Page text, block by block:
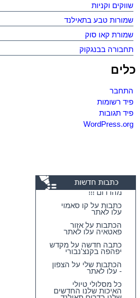
שווקים וקניות
שמורות טבע בתאילנד
שמורת קאו סוק
תחבורה בבנגקוק
כלים
התחבר
פיד רשומות
פיד תגובות
WordPress.org
כתבות על קו סאמוי
הכתבות על אזור
פאטאיה עלו לאתר
כתבה חדשה על מקדש
יפהפה בקנצ'נבורי
הכתבות שלי על הצפון
כל מסלולי טיולי
האיכות שלנו החדשים
שלנו בדרום תאילנד
עלו לאתר